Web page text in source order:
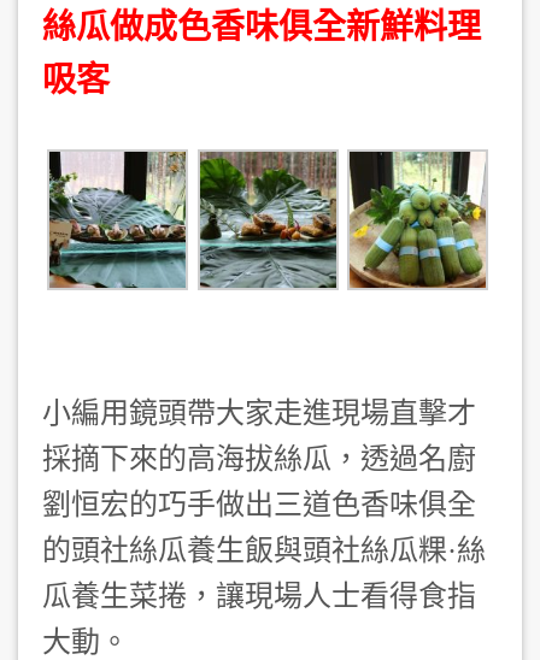
絲瓜做成色香味俱全新鮮料理
吸客
小編用鏡頭帶大家走進現場直擊才
採摘下來的高海拔絲瓜，透過名廚
劉恒宏的巧手做出三道色香味俱全
的頭社絲瓜養生飯與頭社絲瓜粿·絲
瓜養生菜捲，讓現場人士看得食指
大動。